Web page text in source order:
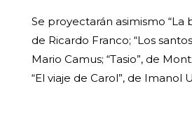
Se proyectarán asimismo “La
de Ricardo Franco; “Los
Mario Camus; “Tasio”, de
“El viaje de Carol”, de Imanol